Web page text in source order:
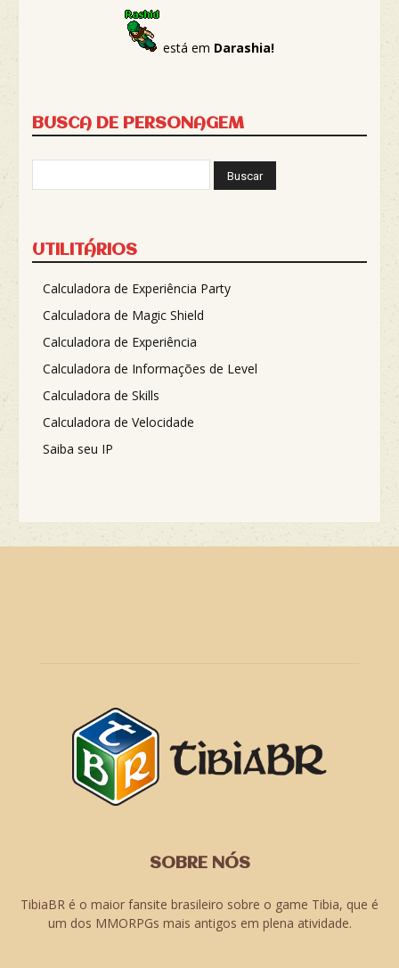
está em Darashia!
BUSCA DE PERSONAGEM
UTILITÁRIOS
Calculadora de Experiência Party
Calculadora de Magic Shield
Calculadora de Experiência
Calculadora de Informações de Level
Calculadora de Skills
Calculadora de Velocidade
Saiba seu IP
SOBRE NÓS
TibiaBR é o maior fansite brasileiro sobre o game Tibia, que é
um dos MMORPGs mais antigos em plena atividade.